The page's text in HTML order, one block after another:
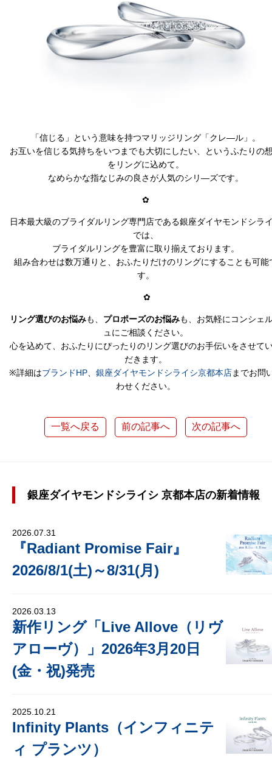
「信じる」という意味を持つマリッジリング「クレ―ル」。
お互いを信じる気持ちをいつまでも大切にしたい、というふたりの
をリングに込めて。
なめらかな指なじみの良さが人気のシリ―ズです。
✿
日本最大級のブライダルリング専門店である銀座ダイヤモンドシラ
では、
ブライダルリングを豊富に取り揃えております。
組み合わせは数万通りと、おふたりだけのリングにすることも可能
す。
✿
リング選びのお悩みも、 プロポーズのお悩みも、お気軽にコンシェ
ュにご相談ください。
心を込めて、おふたりにぴったりのリング選びのお手伝いをさせて
だきます。
※詳細はブランドHP、 銀座ダイヤモンドシライシ京都本店までお問
わせください。
一覧へ戻る 前の記事へ 次の記事へ
銀座ダイヤモンドシライシ 京都本店の新着情報
2026.07.31
『Radiant Promise Fair』
2026/8/1(土)～8/31(月)
2026.03.13
新作リング「Live Allove（リヴ
アローヴ）」2026年3月20日
(金・祝)発売
2025.10.21
Infinity Plants（インフィニテ
ィ プランツ）